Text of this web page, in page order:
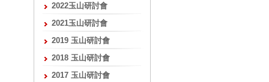
2022玉山研討會
2021玉山研討會
2019 玉山研討會
2018 玉山研討會
2017 玉山研討會